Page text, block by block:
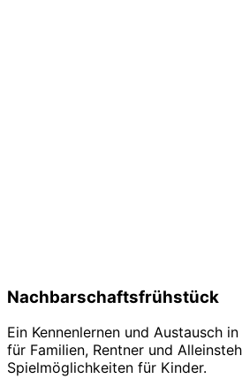
Nachbarschaftsfrühstück
Ein Kennenlernen und Austausch
für Familien, Rentner und
Spielmöglichkeiten für Kinder.